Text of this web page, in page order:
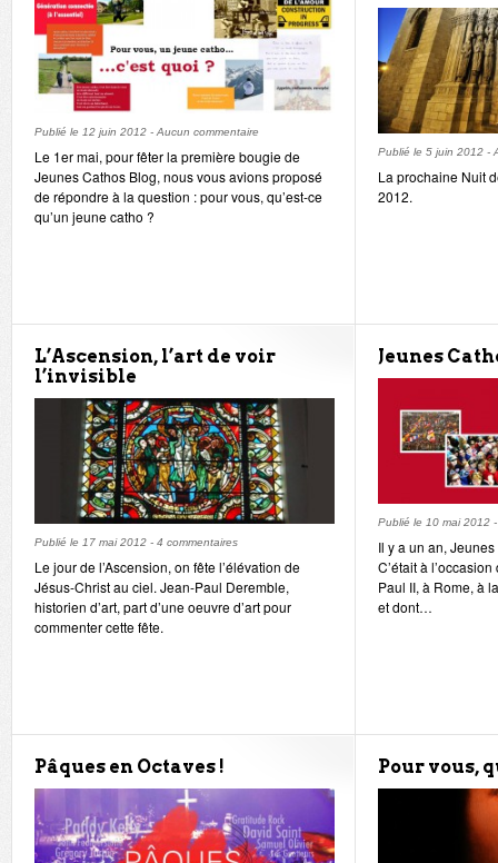
Publié le 12 juin 2012 - Aucun commentaire
Le 1er mai, pour fêter la première bougie de
Jeunes Cathos Blog, nous vous avions proposé
de répondre à la question : pour vous, qu’est-ce
qu’un jeune catho ?
Publié le 5 juin 2012 -
La prochaine Nuit
2012.
L’Ascension, l’art de voir
l’invisible
Publié le 17 mai 2012 - 4 commentaires
Le jour de l’Ascension, on fête l’élévation de
Jésus-Christ au ciel. Jean-Paul Deremble,
historien d’art, part d’une oeuvre d’art pour
commenter cette fête.
Jeunes
Publié le 10 mai 2012
Il y a un an,
C’était à
Paul II, à Rome, à
et dont…
Pâques en Octaves ! Pour vous,